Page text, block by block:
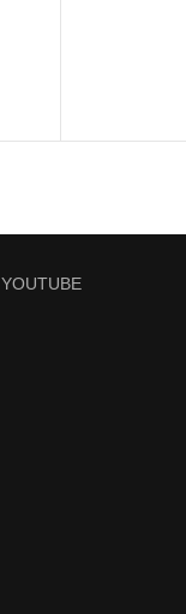
YOUTUBE